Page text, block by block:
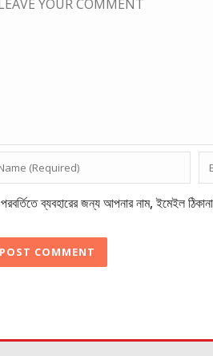
পরবর্তিতে ব্যবহারের জন্য আপনার নাম, ইমেইল